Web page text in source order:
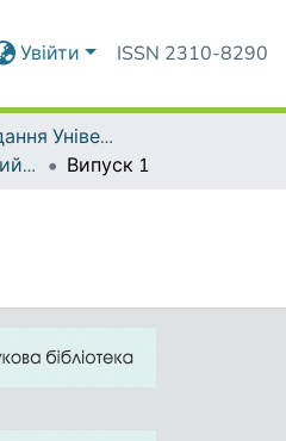
Увійти ISSN 2310-8290
Серіальні видання Університету
Міжнародний науковий форум: соціологія, психологія, педагогіка, менеджмент
Випуск 1